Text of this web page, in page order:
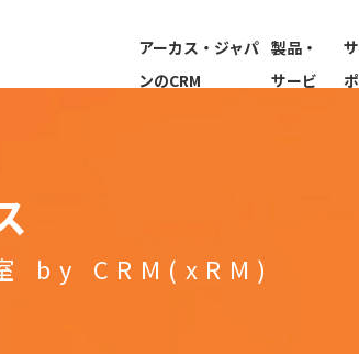
アーカス・ジャパ
ンのCRM
製品・
サービ
サ
ポ
by CRM(xRM)